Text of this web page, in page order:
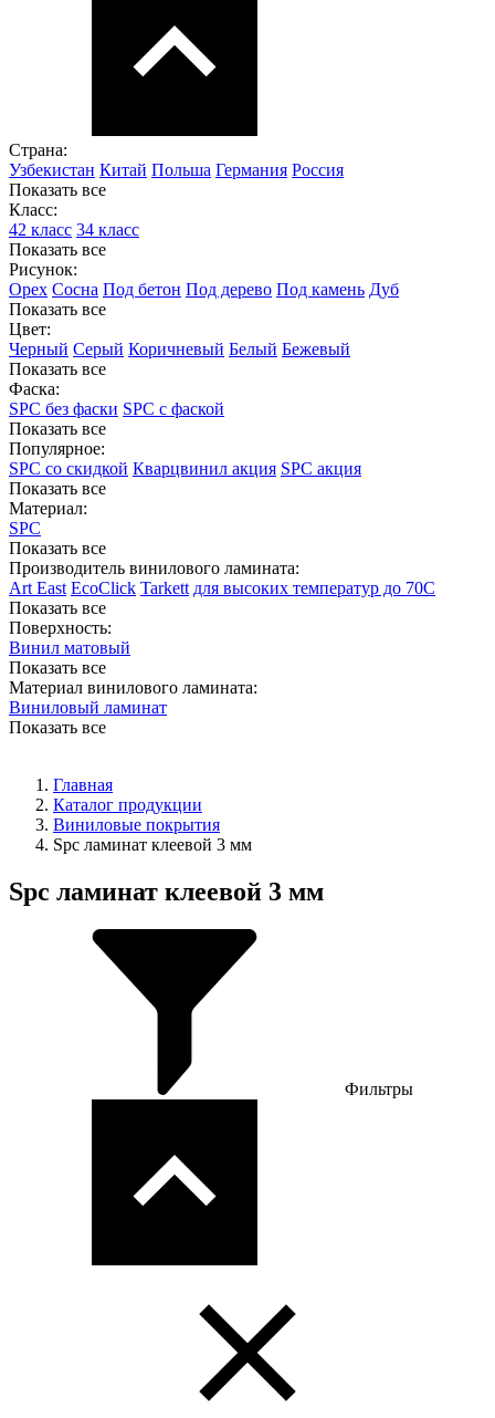
Страна:
Узбекистан Китай Польша Германия Россия
Показать все
Класс:
42 класс 34 класс
Показать все
Рисунок:
Орех Сосна Под бетон Под дерево Под камень Дуб
Показать все
Цвет:
Черный Серый Коричневый Белый Бежевый
Показать все
Фаска:
SPC без фаски SPC с фаской
Показать все
Популярное:
SPC со скидкой Кварцвинил акция SPC акция
Показать все
Материал:
SPC
Показать все
Производитель винилового ламината:
Art East EcoClick Tarkett для высоких температур до 70С
Показать все
Поверхность:
Винил матовый
Показать все
Материал винилового ламината:
Виниловый ламинат
Показать все
Главная
Каталог продукции
Виниловые покрытия
Spc ламинат клеевой 3 мм
Spc ламинат клеевой 3 мм
Фильтры